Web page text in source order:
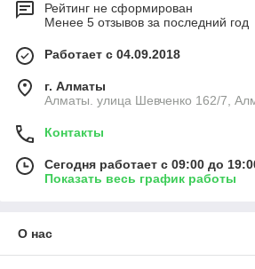
Рейтинг не сформирован
Менее 5 отзывов за последний год
Работает с 04.09.2018
г. Алматы
Алматы. улица Шевченко 162/7,
Контакты
Сегодня работает с 09:00 до
Показать весь график работы
О нас